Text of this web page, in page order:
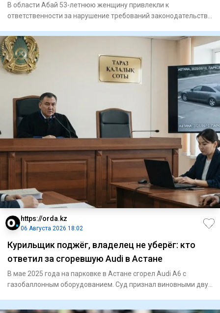
В области Абай 53-летнюю женщину привлекли к
ответственности за нарушение требований законодательства
https://orda.kz
06 Августа 2026 18:02
Курильщик поджёг, владелец не уберёг: кто
ответил за сгоревшую Audi в Астане
В мае 2025 года на парковке в Астане сгорел Audi A6 с
газобаллонным оборудованием. Суд признал виновными двух